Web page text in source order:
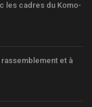
les cadres du Komo-
et à